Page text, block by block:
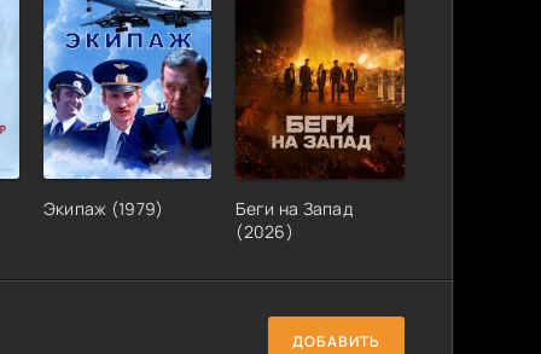
Экипаж (1979)
Беги на Запад
(2026)
ДОБАВИТЬ